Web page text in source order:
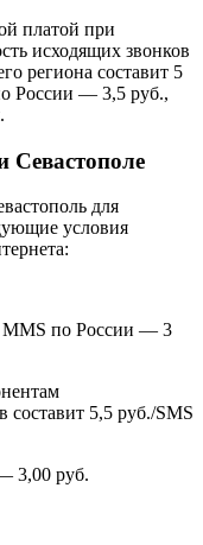
платой при
исходящих звонков
региона составит 5
России — 3,5 руб.,
для
условия
MMS по России — 3
5,5 руб./SMS
3,00 руб.